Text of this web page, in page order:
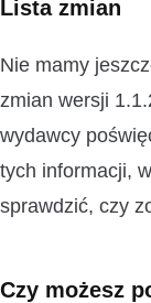
Lista zmian
Nie mamy
zmian wersji
wydawcy
tych informacji,
sprawdzić, czy
Czy możesz